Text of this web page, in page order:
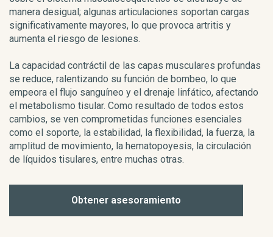
manera desigual; algunas articulaciones soportan cargas
significativamente mayores, lo que provoca artritis y
aumenta el riesgo de lesiones.
La capacidad contráctil de las capas musculares profundas
se reduce, ralentizando su función de bombeo, lo que
empeora el flujo sanguíneo y el drenaje linfático, afectando
el metabolismo tisular. Como resultado de todos estos
cambios, se ven comprometidas funciones esenciales
como el soporte, la estabilidad, la flexibilidad, la fuerza, la
amplitud de movimiento, la hematopoyesis, la circulación
de líquidos tisulares, entre muchas otras.
Obtener asesoramiento